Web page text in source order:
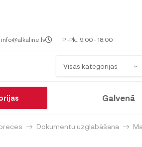
info@alkaline.lv P.-Pk.: 9:00 - 18:00
Visas kategorijas
Galvenā
Dokumentu uzglabāšana